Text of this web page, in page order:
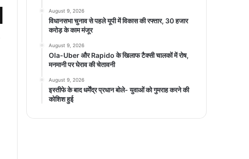
August 9, 2026
विधानसभा चुनाव से पहले यूपी में विकास की रफ्तार, 30 हजार
करोड़ के काम मंजूर
August 9, 2026
Ola-Uber और Rapido के खिलाफ टैक्सी चालकों में रोष,
मनमानी पर घेराव की चेतावनी
August 9, 2026
इस्तीफे के बाद धर्मेंद्र प्रधान बोले- युवाओं को गुमराह करने की
कोशिश हुई